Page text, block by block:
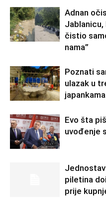
Adnan
Jablanicu,
čistio
nama”
Poznati
ulazak u
japankama
Evo šta
uvođenje
piletina
prije